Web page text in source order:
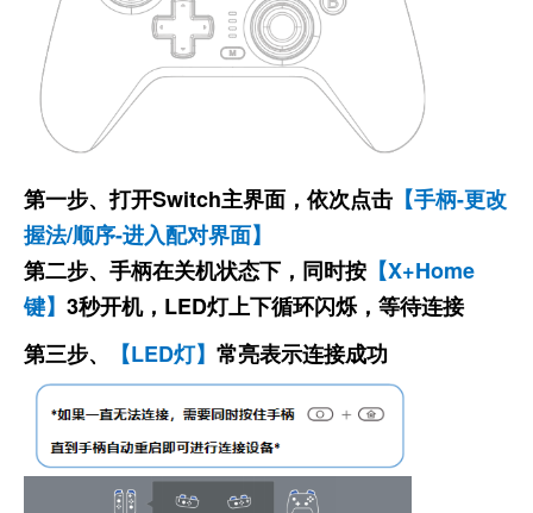
第一步、打开Switch主界面，依次点击 【手柄-更改
握法/顺序-进入配对界面】
第二步、手柄在关机状态下，同时按 【X+Home
键】 3秒开机，LED灯上下循环闪烁，等待连接
第三步、
【LED灯】 常亮表示连接成功